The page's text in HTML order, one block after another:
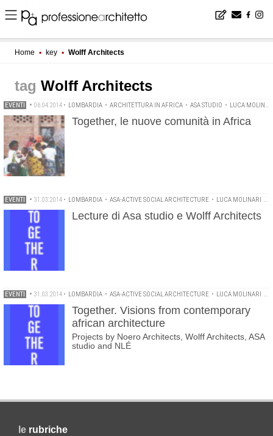
Home ▪ key ▪ Wolff Architects
Wolff Architects
EVENTI • 06.04.2014 • LOMBARDIA • ARCHITETTURA IN AFRICA • ASA STUDIO • LUCA MOLINARI
Together, le nuove comunità in Africa
EVENTI • 31.03.2014 • LOMBARDIA • ASA-ACTIVE SOCIAL ARCHITECTURE • LUCA MOLINARI
Lecture di Asa studio e Wolff Architects
EVENTI • 31.03.2014 • LOMBARDIA • ASA-ACTIVE SOCIAL ARCHITECTURE • LUCA MOLINARI
Together. Visions from contemporary
african architecture
Projects by Noero Architects, Wolff Architects, ASA
studio and NLÉ
le rubriche